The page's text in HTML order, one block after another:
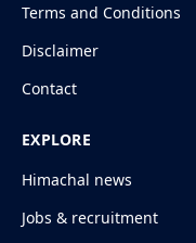
Terms and Conditions
Disclaimer
Contact
EXPLORE
Himachal news
Jobs & recruitment